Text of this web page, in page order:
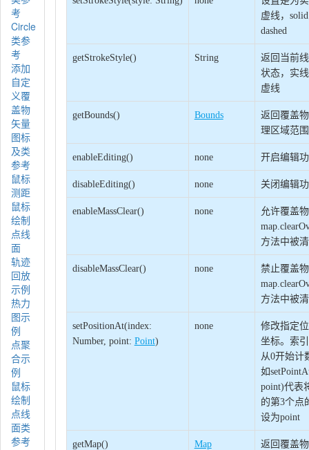
考
Circle
类参
考
添加
自定
义覆
盖物
矢量
图标
及类
参考
鼠标
测距
鼠标
绘制
点线
面
轨迹
回放
示例
热力
图示
例
点聚
合示
例
鼠标
绘制
点线
面类
参考
虚线，
dashed
getStrokeStyle() String
返回当前
状态，实
虚线
getBounds() Bounds
返回覆盖
理区域范围
enableEditing() none 开启编辑
disableEditing() none 关闭编辑
enableMassClear() none
允许覆盖
方法中被
disableMassClear() none
禁止覆盖
方法中被
setPositionAt(index:
Number, point: Point)
none
修改指定
坐标。索
从0开始计
如
point)代表
的第3个点
设为point
getMap() Map
返回覆盖